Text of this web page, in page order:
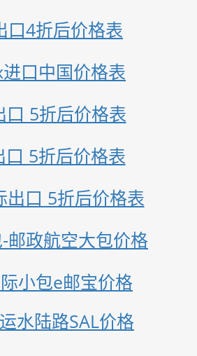
口4折后价格表
进口中国价格表
口 5折后价格表
口 5折后价格表
出口 5折后价格表
邮政航空大包价格
小包e邮宝价格
水陆路SAL价格